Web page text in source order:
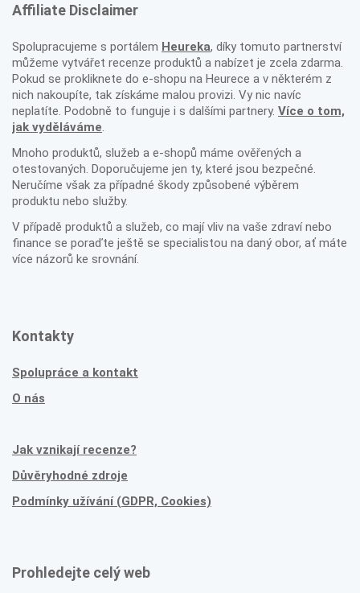
Affiliate Disclaimer
Spolupracujeme s portálem Heureka, díky tomuto partnerství
můžeme vytvářet recenze produktů a nabízet je zcela zdarma.
Pokud se prokliknete do e-shopu na Heurece a v některém z
nich nakoupíte, tak získáme malou provizi. Vy nic navíc
neplatíte. Podobně to funguje i s dalšími partnery. Více o tom,
jak vyděláváme.
Mnoho produktů, služeb a e-shopů máme ověřených a
otestovaných. Doporučujeme jen ty, které jsou bezpečné.
Neručíme však za případné škody způsobené výběrem
produktu nebo služby.
V případě produktů a služeb, co mají vliv na vaše zdraví nebo
finance se poraďte ještě se specialistou na daný obor, ať máte
více názorů ke srovnání.
Kontakty
Spolupráce a kontakt
O nás
Jak vznikají recenze?
Důvěryhodné zdroje
Podmínky užívání (GDPR, Cookies)
Prohledejte celý web